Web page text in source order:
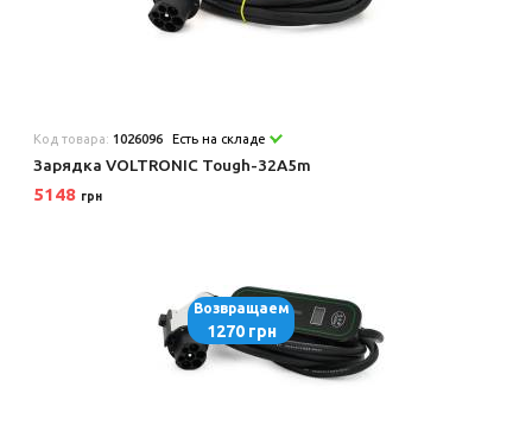
Код товара: 1026096 Есть на складе
Зарядка VOLTRONIC Tough-32A5m
5148 грн
Возвращаем
1270 грн